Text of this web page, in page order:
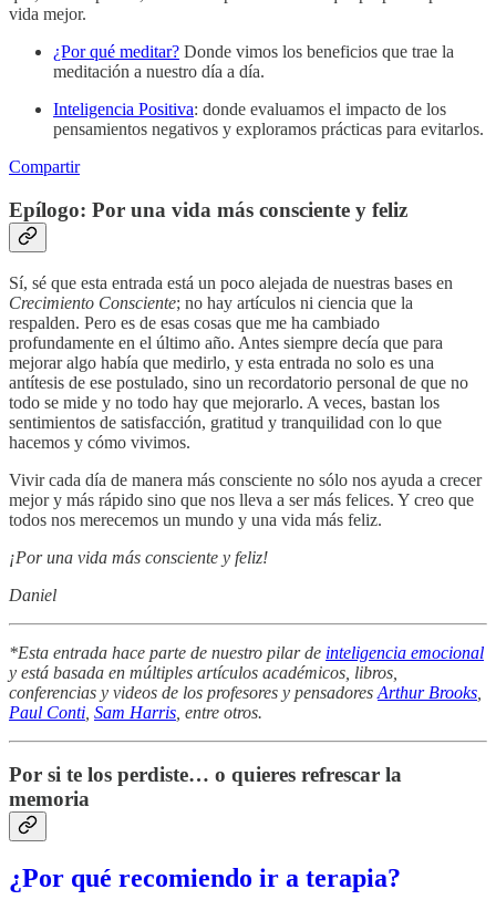
vida mejor.
¿Por qué meditar? Donde vimos los beneficios que trae la
meditación a nuestro día a día.
Inteligencia Positiva: donde evaluamos el impacto de los
pensamientos negativos y exploramos prácticas para evitarlos.
Compartir
Epílogo: Por una vida más consciente y feliz
Sí, sé que esta entrada está un poco alejada de nuestras bases en
Crecimiento Consciente; no hay artículos ni ciencia que la
respalden. Pero es de esas cosas que me ha cambiado
profundamente en el último año. Antes siempre decía que para
mejorar algo había que medirlo, y esta entrada no solo es una
antítesis de ese postulado, sino un recordatorio personal de que no
todo se mide y no todo hay que mejorarlo. A veces, bastan los
sentimientos de satisfacción, gratitud y tranquilidad con lo que
hacemos y cómo vivimos.
Vivir cada día de manera más consciente no sólo nos ayuda a crecer
mejor y más rápido sino que nos lleva a ser más felices. Y creo que
todos nos merecemos un mundo y una vida más feliz.
¡Por una vida más consciente y feliz!
Daniel
*Esta entrada hace parte de nuestro pilar de inteligencia emocional
y está basada en múltiples artículos académicos, libros,
conferencias y videos de los profesores y pensadores Arthur Brooks
Paul Conti Sam Harris , entre otros.
Por si te los perdiste… o quieres refrescar la
memoria
¿Por qué recomiendo ir a terapia?